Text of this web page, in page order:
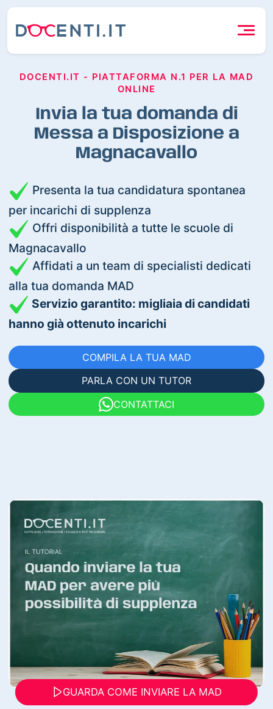
DOCENTI.IT - PIATTAFORMA N.1 PER LA MAD
ONLINE
Invia la tua domanda di
Messa a Disposizione a
Magnacavallo
Presenta la tua candidatura spontanea
per incarichi di supplenza
Offri disponibilità a tutte le scuole di
Magnacavallo
Affidati a un team di specialisti dedicati
alla tua domanda MAD
Servizio garantito: migliaia di candidati
hanno già ottenuto incarichi
COMPILA LA TUA MAD
PARLA CON UN TUTOR
CONTATTACI
GUARDA COME INVIARE LA MAD